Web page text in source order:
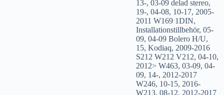
13-,03-09 delad stereo,
19-,04-08, 10-17, 2005-
2011 W169 1DIN,
Installationstillbehör,05-
09,04-09 Bolero H/U,
15,Kodiaq, 2009-2016
S212 W212 V212,04-10,
2012> W463,03-09,04-
09, 14-, 2012-2017
W246, 10-15, 2016-
W213,08-12, 2012-2017